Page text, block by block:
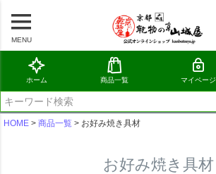
MENU
ホーム 商品一覧 マイページ
HOME 商品一覧 お好み焼き具材
お好み焼き具材